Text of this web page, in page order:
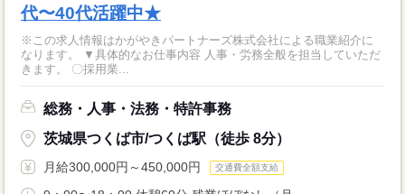
代〜40代活躍中★
※この求人情報はかがやきパートナーズ株式会社による職業紹介に
なります。 ▼具体的なお仕事内容 人事・労務全般を担当していただ
きます。 〇採用業...
総務・人事・法務・特許事務
茨城県つくば市/つくば駅（徒歩 8分）
月給300,000円～450,000円 交通費全額支給